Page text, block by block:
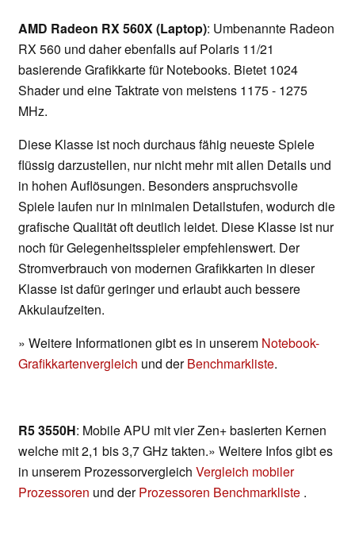
AMD Radeon RX 560X (Laptop): Umbenannte Radeon
RX 560 und daher ebenfalls auf Polaris 11/21
basierende Grafikkarte für Notebooks. Bietet 1024
Shader und eine Taktrate von meistens 1175 - 1275
MHz.
Diese Klasse ist noch durchaus fähig neueste Spiele
flüssig darzustellen, nur nicht mehr mit allen Details und
in hohen Auflösungen. Besonders anspruchsvolle
Spiele laufen nur in minimalen Detailstufen, wodurch die
grafische Qualität oft deutlich leidet. Diese Klasse ist nur
noch für Gelegenheitsspieler empfehlenswert. Der
Stromverbrauch von modernen Grafikkarten in dieser
Klasse ist dafür geringer und erlaubt auch bessere
Akkulaufzeiten.
» Weitere Informationen gibt es in unserem Notebook-
Grafikkartenvergleich und derBenchmarkliste.
R5 3550H: Mobile APU mit vier Zen+ basierten Kernen
welche mit 2,1 bis 3,7 GHz takten.» Weitere Infos gibt es
in unserem Prozessorvergleich Vergleich mobiler
Prozessoren und derProzessoren Benchmarkliste .